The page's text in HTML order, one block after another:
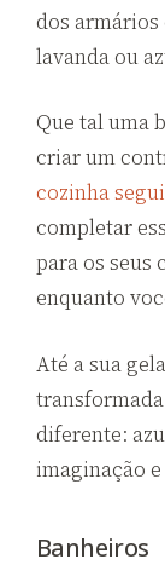
dos armários
lavanda ou
Que tal uma
criar um
cozinha
completar
para os seus
enquanto
Até a sua
diferente:
imaginação
Banheiros